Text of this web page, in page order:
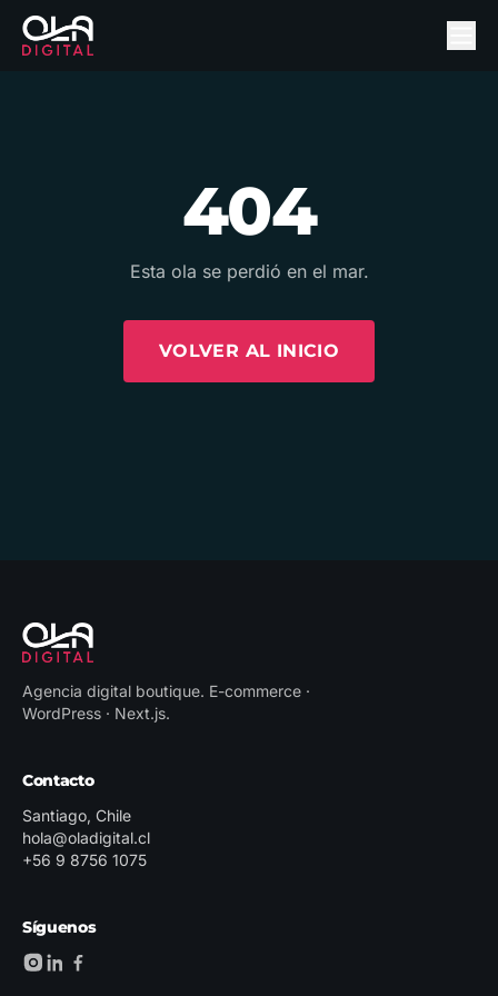
404
Esta ola se perdió en el mar.
VOLVER AL INICIO
Agencia digital boutique. E-commerce ·
WordPress · Next.js.
Contacto
Santiago, Chile
hola@oladigital.cl
+56 9 8756 1075
Síguenos